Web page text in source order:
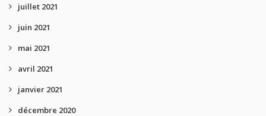
juillet 2021
juin 2021
mai 2021
avril 2021
janvier 2021
décembre 2020